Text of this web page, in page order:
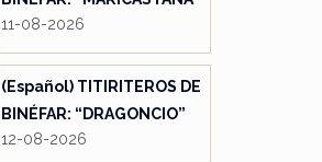
11-08-2026
(Español) TITIRITEROS DE
BINÉFAR: “DRAGONCIO”
12-08-2026